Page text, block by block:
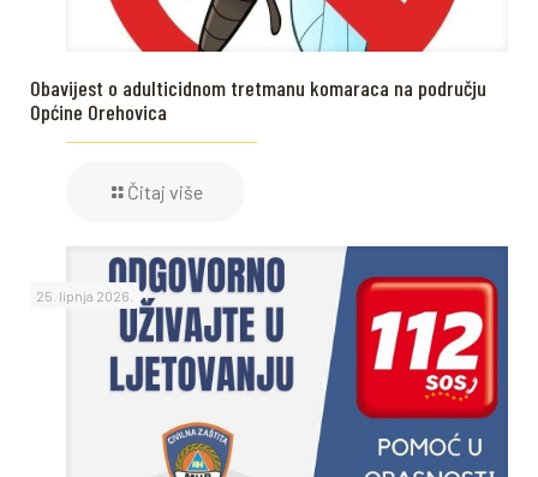
Obavijest o adulticidnom tretmanu komaraca na području
Općine Orehovica
Čitaj više
25. lipnja 2026.